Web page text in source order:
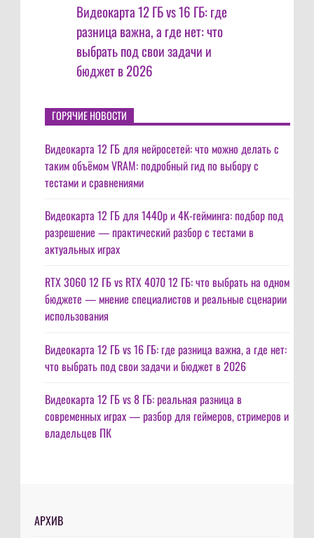
Видеокарта 12 ГБ vs 16 ГБ: где
разница важна, а где нет: что
выбрать под свои задачи и
бюджет в 2026
ГОРЯЧИЕ НОВОСТИ
Видеокарта 12 ГБ для нейросетей: что можно делать с
таким объёмом VRAM: подробный гид по выбору с
тестами и сравнениями
Видеокарта 12 ГБ для 1440p и 4K-гейминга: подбор под
разрешение — практический разбор с тестами в
актуальных играх
RTX 3060 12 ГБ vs RTX 4070 12 ГБ: что выбрать на одном
бюджете — мнение специалистов и реальные сценарии
использования
Видеокарта 12 ГБ vs 16 ГБ: где разница важна, а где нет:
что выбрать под свои задачи и бюджет в 2026
Видеокарта 12 ГБ vs 8 ГБ: реальная разница в
современных играх — разбор для геймеров, стримеров и
владельцев ПК
АРХИВ